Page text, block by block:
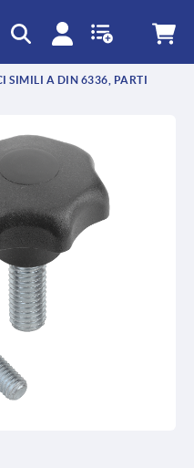
SIMILI A DIN 6336, PARTI